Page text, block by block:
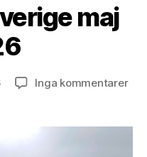
maj
Inga kommentarertill